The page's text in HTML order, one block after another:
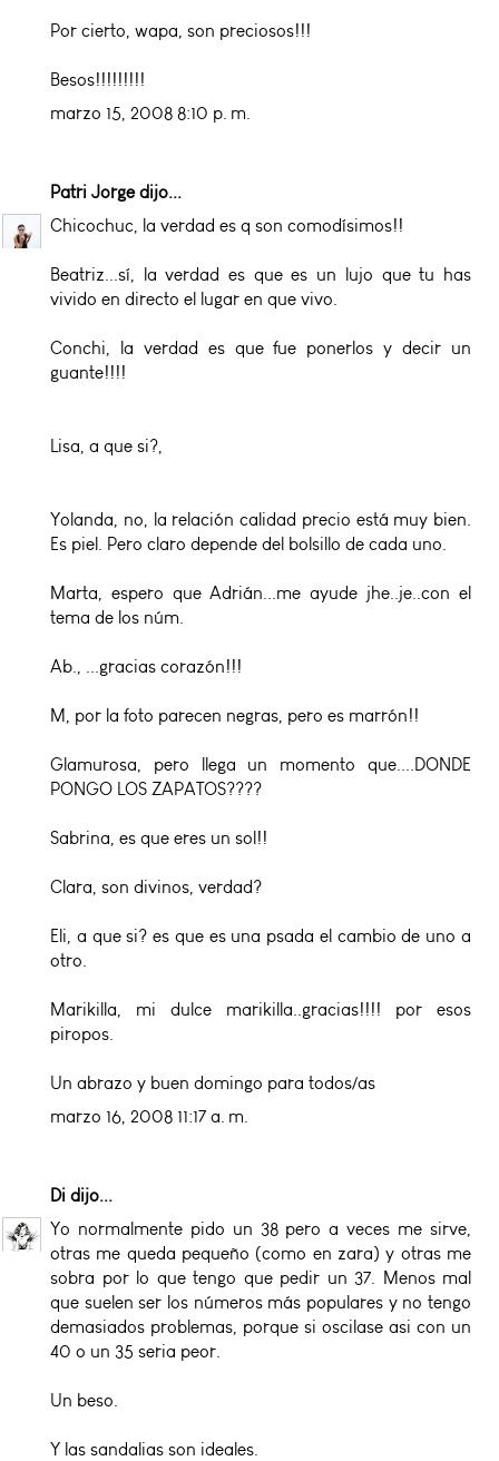
Por cierto, wapa, son preciosos!!!
Besos!!!!!!!!!
marzo 15, 2008 8:10 p. m.
Patri Jorgedijo...
Chicochuc, la verdad es q son comodísimos!!
Beatriz...sí, la verdad es que es un lujo que tu has
vivido en directo el lugar en que vivo.
Conchi, la verdad es que fue ponerlos y decir un
guante!!!!
Lisa, a que si?,
Yolanda, no, la relación calidad precio está muy bien.
Es piel. Pero claro depende del bolsillo de cada uno.
Marta, espero que Adrián...me ayude jhe..je..con el
tema de los núm.
Ab., ...gracias corazón!!!
M, por la foto parecen negras, pero es marrón!!
Glamurosa, pero llega un momento que....DONDE
PONGO LOS ZAPATOS????
Sabrina, es que eres un sol!!
Clara, son divinos, verdad?
Eli, a que si? es que es una psada el cambio de uno a
otro.
Marikilla, mi dulce marikilla..gracias!!!! por esos
piropos.
Un abrazo y buen domingo para todos/as
marzo 16, 2008 11:17 a. m.
Di dijo...
Yo normalmente pido un 38 pero a veces me sirve,
otras me queda pequeño (como en zara) y otras me
sobra por lo que tengo que pedir un 37. Menos mal
que suelen ser los números más populares y no tengo
demasiados problemas, porque si oscilase asi con un
40 o un 35 seria peor.
Un beso.
Y las sandalias son ideales.